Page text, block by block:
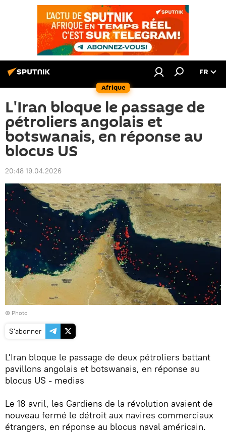
Afrique
FR
L'Iran bloque le passage de
pétroliers angolais et
botswanais, en réponse au
blocus US
20:48 19.04.2026
© Photo
S'abonner
L'Iran bloque le passage de deux pétroliers battant
pavillons angolais et botswanais, en réponse au
blocus US - medias
Le 18 avril, les Gardiens de la révolution avaient de
nouveau fermé le détroit aux navires commerciaux
étrangers, en réponse au blocus naval américain.